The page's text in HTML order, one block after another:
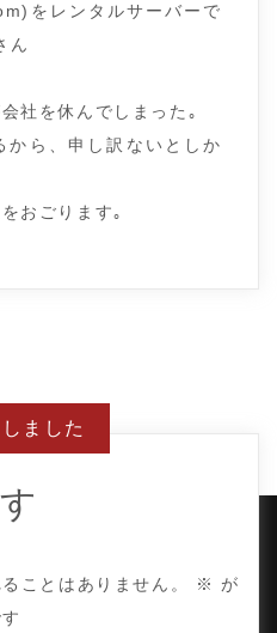
をレンタルサーバーで
ん
社を休んでしまった｡
から、申し訳ないとしか
おごります｡
ました
ことはありません。 ※
が